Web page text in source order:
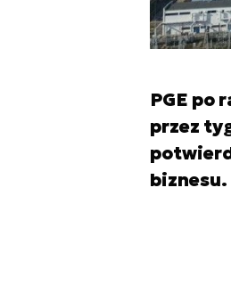
PGE po
przez
biznesu.